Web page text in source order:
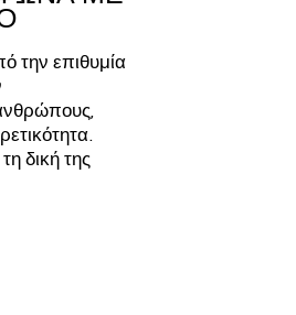
την επιθυμία
δική της